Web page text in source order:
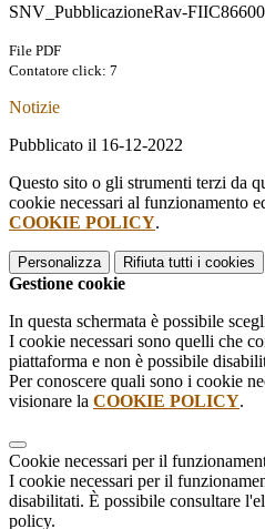
SNV_PubblicazioneRav-
File PDF
Contatore click: 7
Notizie
Pubblicato il 16-12-2022
Questo sito o gli strumenti terzi da
cookie necessari al funzionamento
COOKIE POLICY.
Personalizza Rifiuta tutti i cookies
Gestione cookie
In questa schermata è possibile
I cookie necessari sono quelli che
piattaforma e non è possibile
Per conoscere quali sono i cookie
visionare la COOKIE POLICY.
Cookie necessari per il
I cookie necessari per il
disabilitati. È possibile consultare
policy.